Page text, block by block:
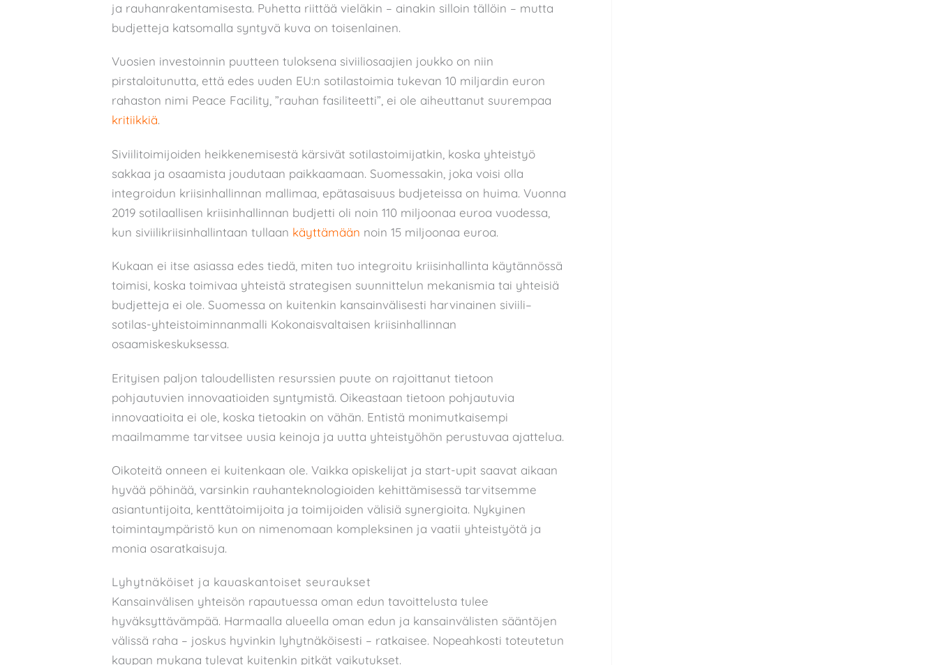
ja rauhanrakentamisesta. Puhetta riittää vieläkin – ainakin silloin tällöin – mutta
budjetteja katsomalla syntyvä kuva on toisenlainen.
Vuosien investoinnin puutteen tuloksena siviiliosaajien joukko on niin
pirstaloitunutta, että edes uuden EU:n sotilastoimia tukevan 10 miljardin euron
rahaston nimi Peace Facility, ”rauhan fasiliteetti”, ei ole aiheuttanut suurempaa
kritiikkiä.
Siviilitoimijoiden heikkenemisestä kärsivät sotilastoimijatkin, koska yhteistyö
sakkaa ja osaamista joudutaan paikkaamaan. Suomessakin, joka voisi olla
integroidun kriisinhallinnan mallimaa, epätasaisuus budjeteissa on huima. Vuonna
2019 sotilaallisen kriisinhallinnan budjetti oli noin 110 miljoonaa euroa vuodessa,
kun siviilikriisinhallintaan tullaan käyttämään noin 15 miljoonaa euroa.
Kukaan ei itse asiassa edes tiedä, miten tuo integroitu kriisinhallinta käytännössä
toimisi, koska toimivaa yhteistä strategisen suunnittelun mekanismia tai yhteisiä
budjetteja ei ole. Suomessa on kuitenkin kansainvälisesti harvinainen siviili–
sotilas-yhteistoiminnanmalli Kokonaisvaltaisen kriisinhallinnan
osaamiskeskuksessa.
Erityisen paljon taloudellisten resurssien puute on rajoittanut tietoon
pohjautuvien innovaatioiden syntymistä. Oikeastaan tietoon pohjautuvia
innovaatioita ei ole, koska tietoakin on vähän. Entistä monimutkaisempi
maailmamme tarvitsee uusia keinoja ja uutta yhteistyöhön perustuvaa ajattelua.
Oikoteitä onneen ei kuitenkaan ole. Vaikka opiskelijat ja start-upit saavat aikaan
hyvää pöhinää, varsinkin rauhanteknologioiden kehittämisessä tarvitsemme
asiantuntijoita, kenttätoimijoita ja toimijoiden välisiä synergioita. Nykyinen
toimintaympäristö kun on nimenomaan kompleksinen ja vaatii yhteistyötä ja
monia osaratkaisuja.
Lyhytnäköiset ja kauaskantoiset seuraukset
Kansainvälisen yhteisön rapautuessa oman edun tavoittelusta tulee
hyväksyttävämpää. Harmaalla alueella oman edun ja kansainvälisten sääntöjen
välissä raha – joskus hyvinkin lyhytnäköisesti – ratkaisee. Nopeahkosti toteutetun
kaupan mukana tulevat kuitenkin pitkät vaikutukset.